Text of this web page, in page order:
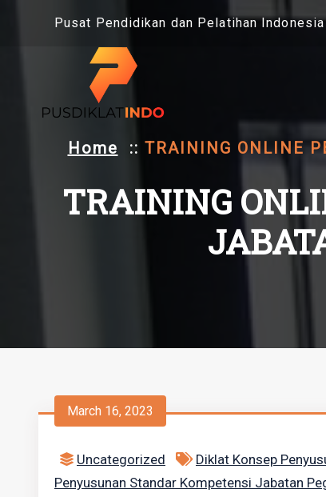
Pusat Pendidikan dan Pelatihan Indonesia
Home :: TRAINING ONLINE
TRAINING
March 16, 2023
Uncategorized Diklat Konsep
Penyusunan Standar Kompetensi Jabatan